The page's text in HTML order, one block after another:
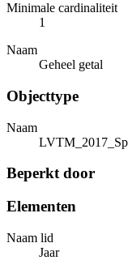
Minimale cardinaliteit
1
Naam
Geheel getal
Objecttype
Naam
Beperkt door
Elementen
Naam lid
Jaar